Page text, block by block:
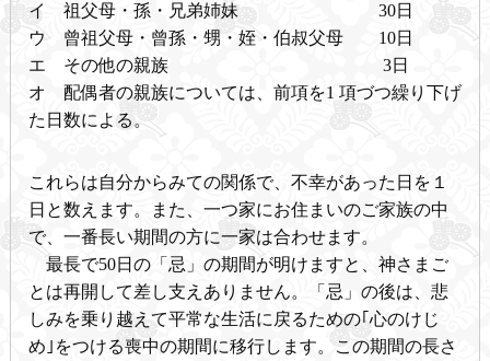
イ 祖父母・孫・兄弟姉妹 30日
ウ 曾祖父母・曾孫・甥・姪・伯叔父母 10日
エ その他の親族 3日
オ 配偶者の親族については、前項を1 項づつ繰り下げ
た日数による。
これらは自分からみての関係で、不幸があった日を１
日と数えます。また、一つ家にお住まいのご家族の中
で、一番長い期間の方に一家は合わせます。
最長で50日の「忌」の期間が明けますと、神さまご
とは再開して差し支えありません。「忌」の後は、悲
しみを乗り越えて平常な生活に戻るための｢心のけじ
め｣をつける喪中の期間に移行します。この期間の長さ